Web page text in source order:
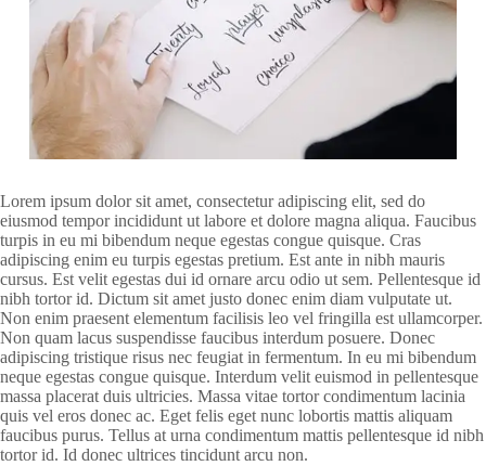
Lorem ipsum dolor sit amet, consectetur adipiscing elit, sed do
eiusmod tempor incididunt ut labore et dolore magna aliqua. Faucibus
turpis in eu mi bibendum neque egestas congue quisque. Cras
adipiscing enim eu turpis egestas pretium. Est ante in nibh mauris
cursus. Est velit egestas dui id ornare arcu odio ut sem. Pellentesque id
nibh tortor id. Dictum sit amet justo donec enim diam vulputate ut.
Non enim praesent elementum facilisis leo vel fringilla est ullamcorper.
Non quam lacus suspendisse faucibus interdum posuere. Donec
adipiscing tristique risus nec feugiat in fermentum. In eu mi bibendum
neque egestas congue quisque. Interdum velit euismod in pellentesque
massa placerat duis ultricies. Massa vitae tortor condimentum lacinia
quis vel eros donec ac. Eget felis eget nunc lobortis mattis aliquam
faucibus purus. Tellus at urna condimentum mattis pellentesque id nibh
tortor id. Id donec ultrices tincidunt arcu non.